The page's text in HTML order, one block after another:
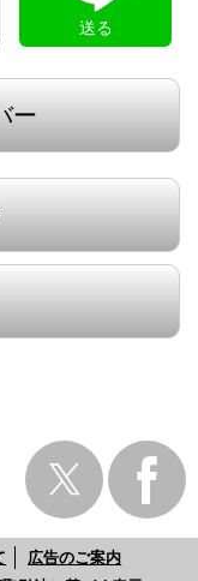
送る
ー
広告のご案内